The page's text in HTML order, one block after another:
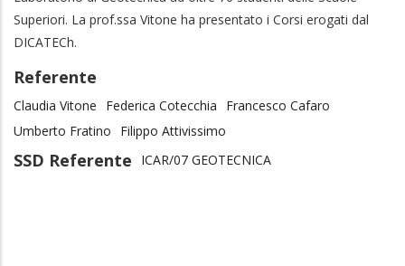
Superiori. La prof.ssa Vitone ha presentato i Corsi erogati dal
DICATECh.
Referente
Claudia Vitone Federica Cotecchia
Francesco Cafaro
Umberto Fratino
Filippo Attivissimo
SSD Referente ICAR/07 GEOTECNICA